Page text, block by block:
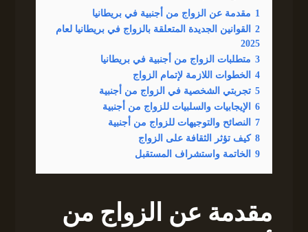
1 مقدمة عن الزواج من أجنبية في بريطانيا
2
القوانين الجديدة المتعلقة بالزواج في بريطانيا لعام
2025
3 متطلبات الزواج من أجنبية في بريطانيا
4
الخطوات اللازمة لإتمام الزواج
5 تجربتي الشخصية في الزواج من أجنبية
6
الإيجابيات والسلبيات للزواج من أجنبية
7
النصائح والتوجيهات للزواج من أجنبية
8 كيف تؤثر الثقافة على الزواج
9
الخاتمة واستشراف المستقبل
مقدمة عن الزواج من